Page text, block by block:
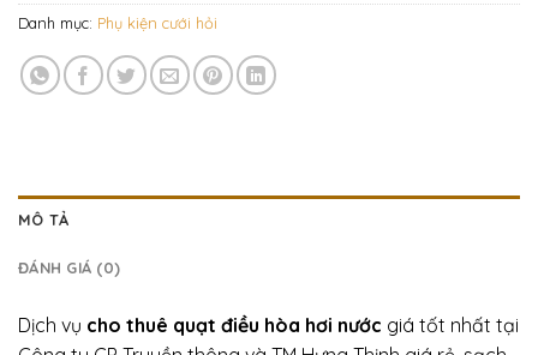
Danh mục: Phụ kiện cưới hỏi
MÔ TẢ
ĐÁNH GIÁ (0)
Dịch vụ cho thuê quạt điều hòa hơi nước giá tốt nhất tại